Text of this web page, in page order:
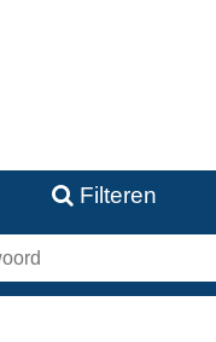
Filteren